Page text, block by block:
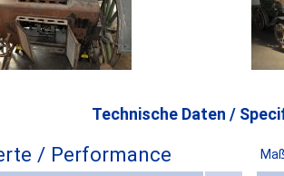
Technische Daten /
/ Performance